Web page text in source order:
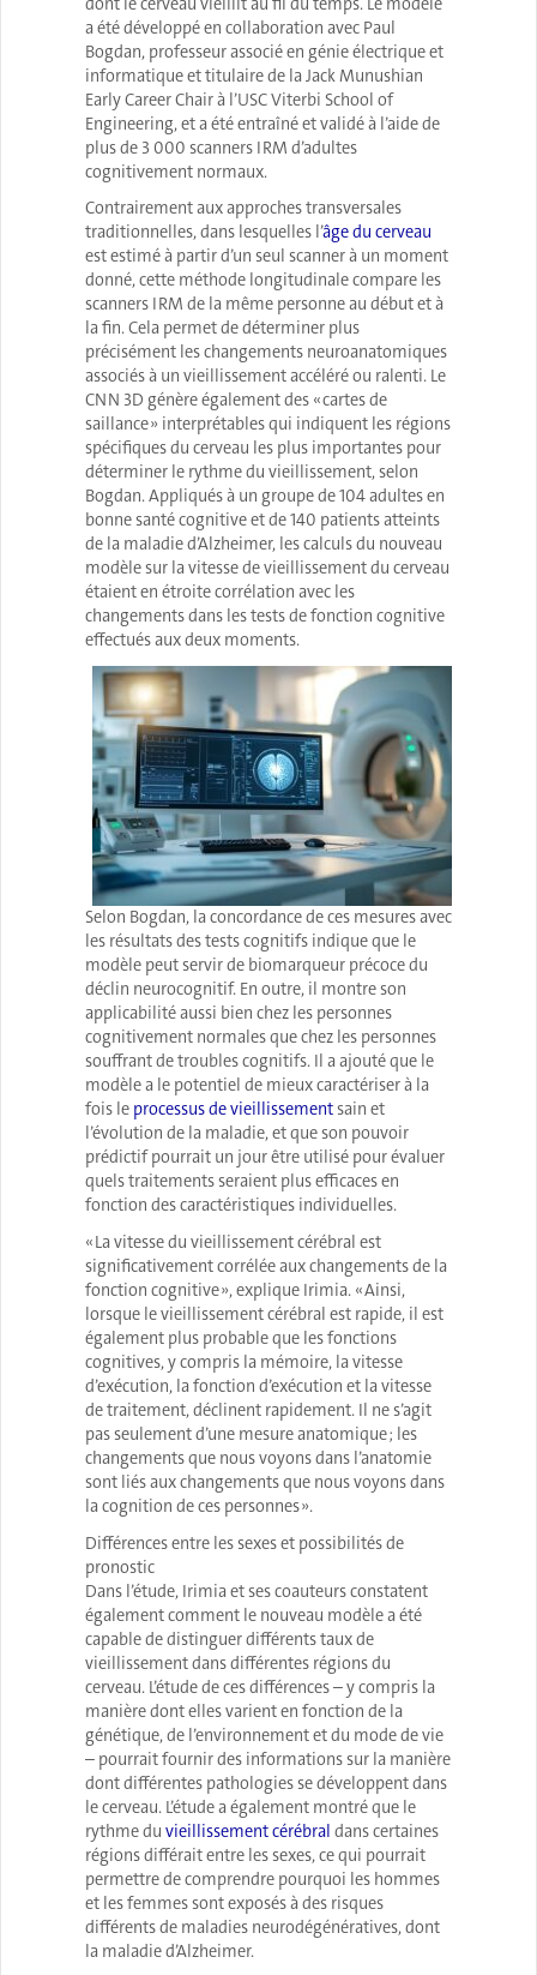
a été développé en collaboration avec Paul
Bogdan, professeur associé en génie électrique et
informatique et titulaire de la Jack Munushian
Early Career Chair à l’USC Viterbi School of
Engineering, et a été entraîné et validé à l’aide de
plus de 3 000 scanners IRM d’adultes
cognitivement normaux.
Contrairement aux approches transversales
traditionnelles, dans lesquelles l’âge du cerveau
est estimé à partir d’un seul scanner à un moment
donné, cette méthode longitudinale compare les
scanners IRM de la même personne au début et à
la fin. Cela permet de déterminer plus
précisément les changements neuroanatomiques
associés à un vieillissement accéléré ou ralenti. Le
CNN 3D génère également des « cartes de
saillance » interprétables qui indiquent les régions
spécifiques du cerveau les plus importantes pour
déterminer le rythme du vieillissement, selon
Bogdan. Appliqués à un groupe de 104 adultes en
bonne santé cognitive et de 140 patients atteints
de la maladie d’Alzheimer, les calculs du nouveau
modèle sur la vitesse de vieillissement du cerveau
étaient en étroite corrélation avec les
changements dans les tests de fonction cognitive
effectués aux deux moments.
Selon Bogdan, la concordance de ces mesures avec
les résultats des tests cognitifs indique que le
modèle peut servir de biomarqueur précoce du
déclin neurocognitif. En outre, il montre son
applicabilité aussi bien chez les personnes
cognitivement normales que chez les personnes
souffrant de troubles cognitifs. Il a ajouté que le
modèle a le potentiel de mieux caractériser à la
fois le processus de vieillissementsain et
l’évolution de la maladie, et que son pouvoir
prédictif pourrait un jour être utilisé pour évaluer
quels traitements seraient plus efficaces en
fonction des caractéristiques individuelles.
« La vitesse du vieillissement cérébral est
significativement corrélée aux changements de la
fonction cognitive », explique Irimia. « Ainsi,
lorsque le vieillissement cérébral est rapide, il est
également plus probable que les fonctions
cognitives, y compris la mémoire, la vitesse
d’exécution, la fonction d’exécution et la vitesse
de traitement, déclinent rapidement. Il ne s’agit
pas seulement d’une mesure anatomique ; les
changements que nous voyons dans l’anatomie
sont liés aux changements que nous voyons dans
la cognition de ces personnes ».
Différences entre les sexes et possibilités de
pronostic
Dans l’étude, Irimia et ses coauteurs constatent
également comment le nouveau modèle a été
capable de distinguer différents taux de
vieillissement dans différentes régions du
cerveau. L’étude de ces différences – y compris la
manière dont elles varient en fonction de la
génétique, de l’environnement et du mode de vie
– pourrait fournir des informations sur la manière
dont différentes pathologies se développent dans
le cerveau. L’étude a également montré que le
rythme du vieillissement cérébral dans certaines
régions différait entre les sexes, ce qui pourrait
permettre de comprendre pourquoi les hommes
et les femmes sont exposés à des risques
différents de maladies neurodégénératives, dont
la maladie d’Alzheimer.